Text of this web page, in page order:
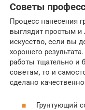
Советы
Процесс нанесения
выглядит простым и
искусство, если вы
хорошего
работы тщательно и
советам, то и
сделано
Грунтующий